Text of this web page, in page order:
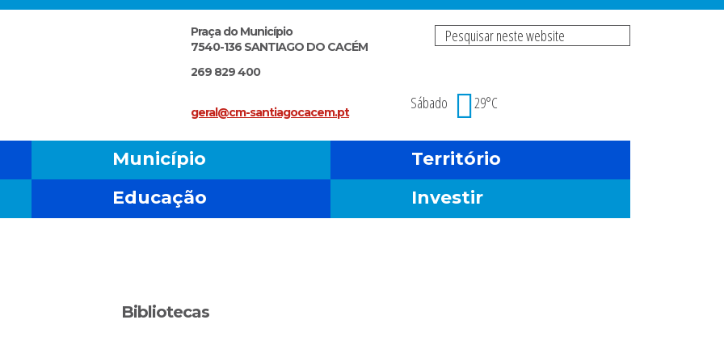
Pesquisar
Sábado
29°C
Praça do Município
7540-136 SANTIAGO DO CACÉM
269 829 400
geral@cm-santiagocacem.pt
Município
Território
Educação Investir
Bibliotecas